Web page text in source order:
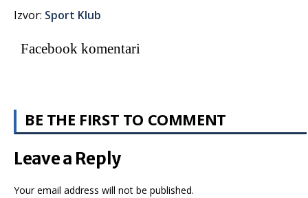
Izvor: Sport Klub
Facebook komentari
BE THE FIRST TO COMMENT
Leave a Reply
Your email address will not be published.